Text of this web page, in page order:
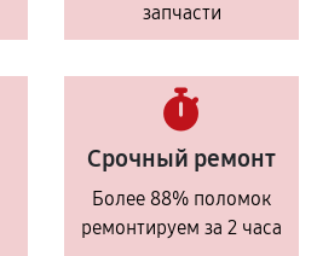
запчасти
Срочный ремонт
Более 88% поломок
ремонтируем за 2 часа